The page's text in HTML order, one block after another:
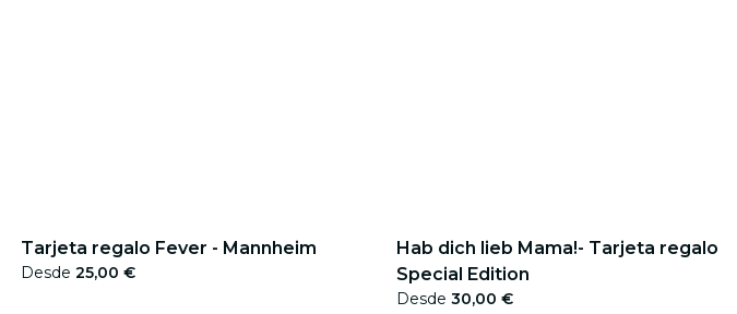
Tarjeta regalo Fever - Mannheim
Desde 25,00 €
Hab dich lieb Mama!- Tarjeta regalo
Special Edition
Desde 30,00 €